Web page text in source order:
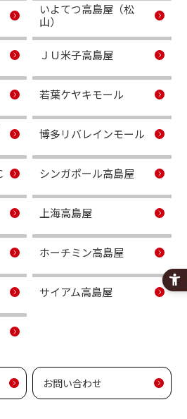
いよてつ高島屋（松
山）
ＪＵ米子高島屋
若葉ケヤキモール
博多リバレインモール
シンガポール高島屋
上海高島屋
ホーチミン高島屋
サイアム高島屋
お問い合わせ